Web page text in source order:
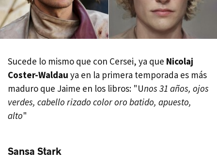
Sucede lo mismo que con Cersei, ya que Nicolaj
Coster-Waldau ya en la primera temporada es más
maduro que Jaime en los libros: "Unos 31 años, ojos
verdes, cabello rizado color oro batido, apuesto,
alto"
Sansa Stark